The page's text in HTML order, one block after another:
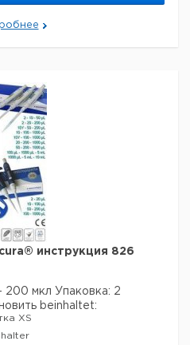
Непревзойденные
долговечность
данные могут
инструкция 826
200 мкл Упаковка: 2
beinhaltet:
XS